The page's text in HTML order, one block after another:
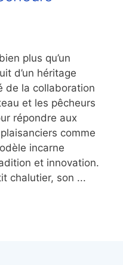
plus qu’un
d’un héritage
de la collaboration
et les pêcheurs
répondre aux
comme
incarne
et innovation.
chalutier, son ...